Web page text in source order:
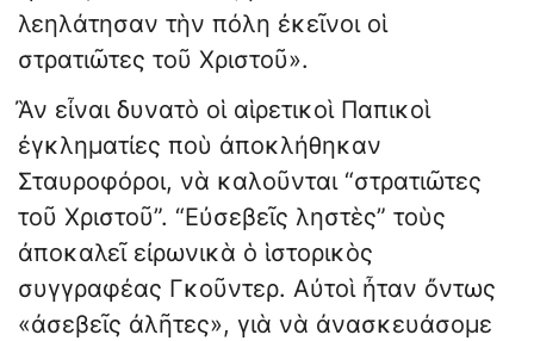
λεηλάτησαν τὴν πόλη ἐκεῖνοι οἱ
στρατιῶτες τοῦ Χριστοῦ».
Ἂν εἶναι δυνατὸ οἱ αἱρετικοὶ Παπικοὶ
ἐγκληματίες ποὺ ἀποκλήθηκαν
Σταυροφόροι, νὰ καλοῦνται “στρατιῶτες
τοῦ Χριστοῦ”. “Εὐσεβεῖς ληστὲς” τοὺς
ἀποκαλεῖ εἰρωνικὰ ὁ ἱστορικὸς
συγγραφέας Γκοῦντερ. Αὐτοὶ ἦταν ὄντως
«ἀσεβεῖς ἀλῆτες», γιὰ νὰ ἀνασκευάσομε